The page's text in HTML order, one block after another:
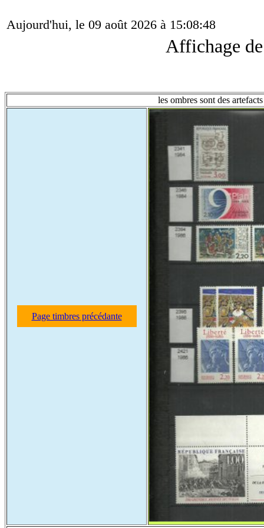
Aujourd'hui, le 09 août 2026 à 15:08:48
Affichage
les ombres sont des
Page timbres précédante